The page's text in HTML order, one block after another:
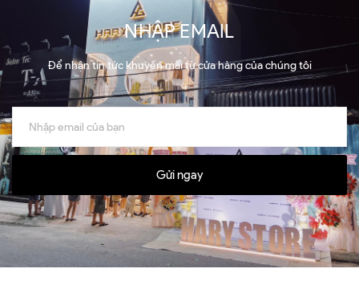
NHẬP EMAIL
Để nhận tin tức khuyến mãi từ cửa hàng của chúng tôi
Gửi ngay